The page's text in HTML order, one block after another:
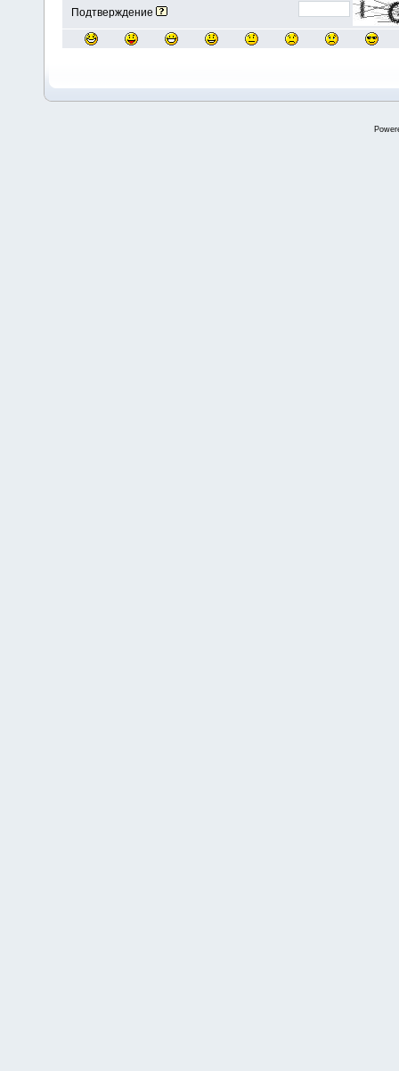
Подтверждение